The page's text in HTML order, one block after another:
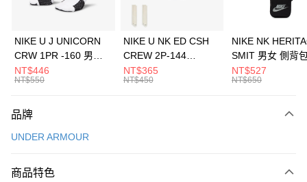
上海商業儲蓄銀行
元大商業銀行
台灣樂天信用卡公司
Apple Pay
全盈+PAY
AFTEE先享後付
【關於「AFTEE先享後付」】
便利好安心！
３．安心：先確認商品／服務後，再付款。
運送方式
每筆NT$100，滿NT$1,500(含以上)免運費
NIKE U J UNICORN
CRW 1PR -160 男女
中統襪 FZ3393100
NT$446
NT$550
NIKE U NK ED CSH
CREW 2P-144
EMBRDY 男女 短統襪
FZ3073133
NT$365
NT$450
NIKE NK
SMIT 男女 側背
BA5871010
NT$527
NT$650
品牌
UNDER ARMOUR
商品特色